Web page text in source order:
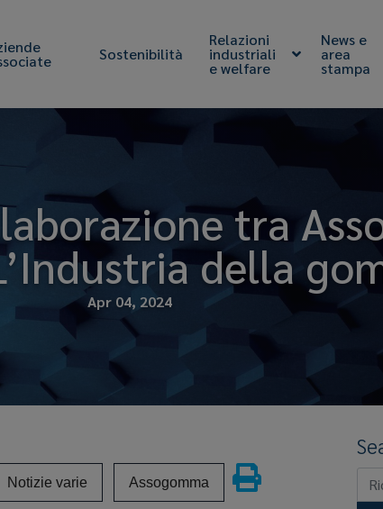
Sostenibilità
Relazioni
industriali
e welfare
News e
area
stampa
tra
della
Apr 04, 2024
Notizie varie Assogomma